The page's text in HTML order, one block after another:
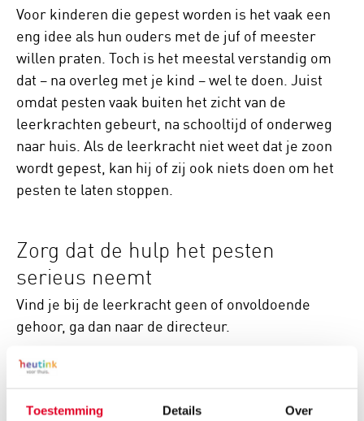
Toestemming Details Over
Voor kinderen die gepest worden is het vaak een
eng idee als hun ouders met de juf of meester
willen praten. Toch is het meestal verstandig om
dat – na overleg met je kind – wel te doen. Juist
omdat pesten vaak buiten het zicht van de
leerkrachten gebeurt, na schooltijd of onderweg
naar huis. Als de leerkracht niet weet dat je zoon
wordt gepest, kan hij of zij ook niets doen om het
pesten te laten stoppen.
Zorg dat de hulp het pesten
serieus neemt
Vind je bij de leerkracht geen of onvoldoende
gehoor, ga dan naar de directeur.
De volgende stap is inlichten van de
officiële klacht bij de klachtencommissie van de